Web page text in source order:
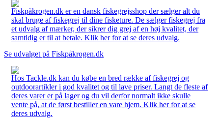
Fiskpåkrogen.dk er en dansk fiskegrejsshop der sælger alt du
skal bruge af fiskegrej til dine fisketure. De sælger fiskegrej fra
et udvalg af mærker, der sikrer dig grej af en høj kvalitet, der
samtidig er til at betale. Klik her for at se deres udvalg.
Se udvalget på Fiskpåkrogen.dk
Hos Tackle.dk kan du købe en bred række af fiskegrej og
outdoorartikler i god kvalitet og til lave priser. Langt de fleste af
deres varer er på lager og du vil derfor normalt ikke skulle
vente på, at de først bestiller en vare hjem. Klik her for at se
deres udvalg.